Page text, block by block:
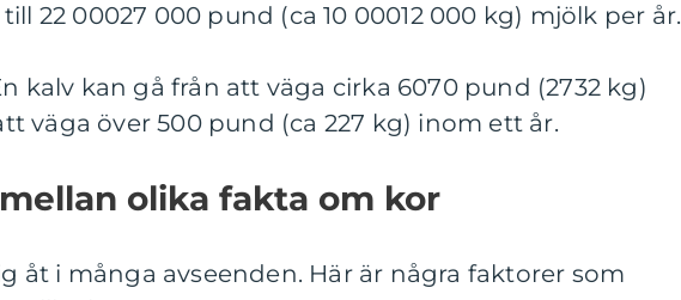
22 00027 000 pund (ca 10 00012 000 kg) mjölk per år.
kalv kan gå från att väga cirka 6070 pund (2732 kg)
väga över 500 pund (ca 227 kg) inom ett år.
olika fakta om kor
åt i många avseenden. Här är några faktorer som